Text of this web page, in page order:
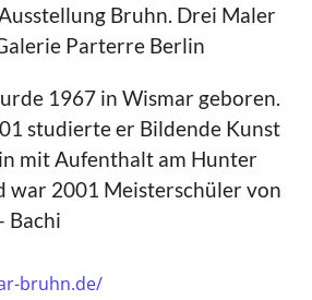
Bruhn. Drei Maler
Parterre Berlin
1967 in Wismar geboren.
studierte er Bildende Kunst
mit Aufenthalt am Hunter
war 2001 Meisterschüler von
Bachi
bruhn.de/